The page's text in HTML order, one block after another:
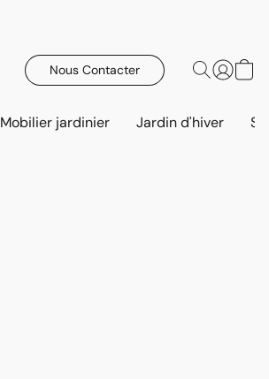
Nous Contacter
Mobilier jardinier Jardin d'hiver